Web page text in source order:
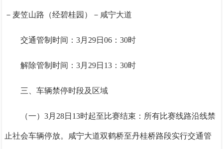
－麦笠山路（经碧桂园）－咸宁大道
交通管制时间：3月29日06：30时
解除管制时间：3月29日13：30时
三、车辆禁停时段及区域
（一）3月28日13时起至比赛结束：所有比赛线路沿线禁
止社会车辆停放。咸宁大道双鹤桥至丹桂桥路段实行交通管